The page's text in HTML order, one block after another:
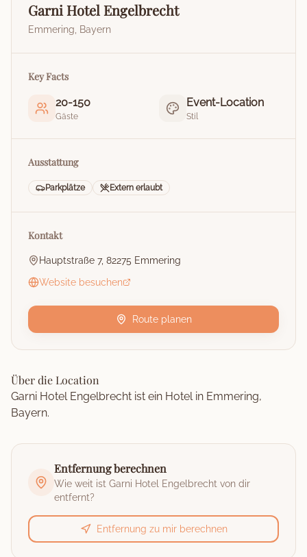
Garni Hotel Engelbrecht
Emmering Bayern
Key Facts
20-150
Gäste
Event-Location
Stil
Ausstattung
Parkplätze Extern erlaubt
Kontakt
Hauptstraße 7, 82275 Emmering
Website besuchen
Route planen
Über die Location
Garni Hotel Engelbrecht ist ein Hotel in Emmering,
Bayern.
Entfernung berechnen
Wie weit ist Garni Hotel Engelbrecht von dir
entfernt?
Entfernung zu mir berechnen